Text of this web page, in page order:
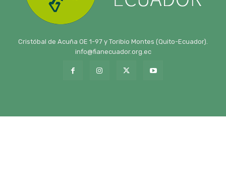
Cristóbal de Acuña OE 1-97 y Toribio Montes (Quito-Ecuador).
info@fianecuador.org.ec